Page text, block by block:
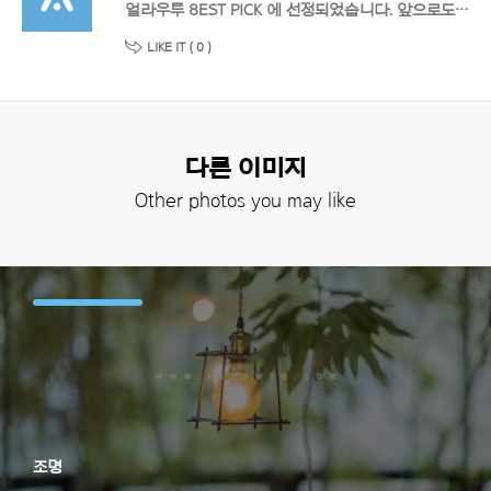
얼라우투 8EST PICK 에 선정되었습니다. 앞으로도 멋진 작품 기대할게요!
LIKE IT ( 0 )
다른 이미지
Other photos you may like
조명